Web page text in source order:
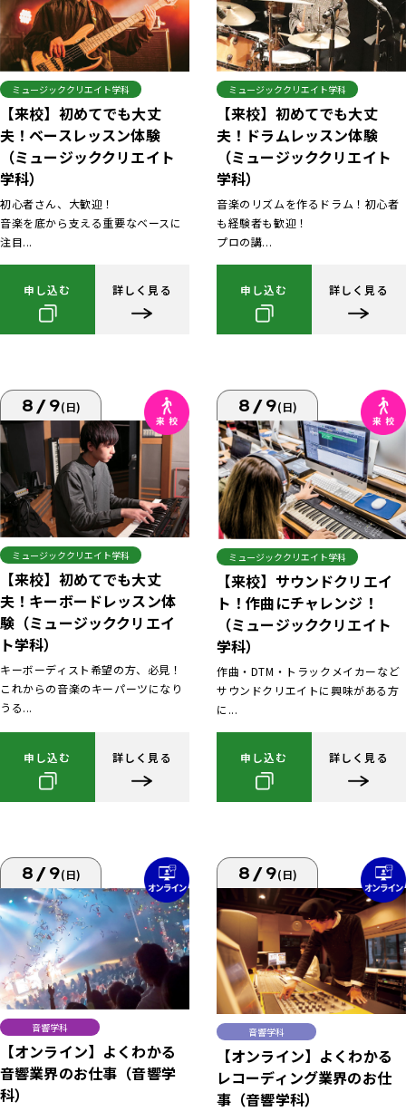
ミュージッククリエイト学科
【来校】初めてでも大丈
夫！ベースレッスン体験
（ミュージッククリエイト
学科）
初心者さん、大歓迎！
音楽を底から支える重要なベースに
注目...
申し込む 詳しく見る
ミュージッククリエイト学科
【来校】初めてでも大丈
夫！ドラムレッスン体験
（ミュージッククリエイト
学科）
音楽のリズムを作るドラム！初心者
も経験者も歓迎！
プロの講...
申し込む 詳しく見る
8/9(日)
ミュージッククリエイト学科
【来校】初めてでも大丈
夫！キーボードレッスン体
験（ミュージッククリエイ
ト学科）
キーボーディスト希望の方、必見！
これからの音楽のキーパーツになり
うる...
申し込む 詳しく見る
8/9(日)
ミュージッククリエイト学科
【来校】サウンドクリエイ
ト！作曲にチャレンジ！
（ミュージッククリエイト
学科）
作曲・DTM・トラックメイカーなど
サウンドクリエイトに興味がある方
に...
申し込む 詳しく見る
8/9(日)
音響学科
【オンライン】よくわかる
音響業界のお仕事（音響学
科）
8/9(日)
音響学科
【オンライン】よくわかる
レコーディング業界のお仕
事（音響学科）